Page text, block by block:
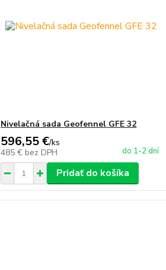
Nivelačná sada Geofennel GFE 32
596,55 €/ks
485 € bez DPH do 1-2 dní
Pridať do košíka